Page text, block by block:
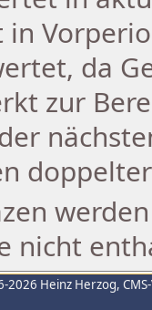
da
zur
nicht
2026 Heinz Herzog,